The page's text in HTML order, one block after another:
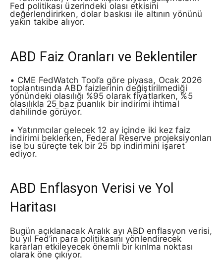
Fed politikası üzerindeki olası etkisini
değerlendirirken, dolar baskısı ile altının yönünü
yakın takibe alıyor.
ABD Faiz Oranları ve Beklentiler
• CME FedWatch Tool’a göre piyasa, Ocak 2026
toplantısında ABD faizlerinin değiştirilmediği
yönündeki olasılığı %95 olarak fiyatlarken, %5
olasılıkla 25 baz puanlık bir indirimi ihtimal
dahilinde görüyor.
• Yatırımcılar gelecek 12 ay içinde iki kez faiz
indirimi beklerken, Federal Reserve projeksiyonları
ise bu süreçte tek bir 25 bp indirimini işaret
ediyor.
ABD Enflasyon Verisi ve Yol
Haritası
Bugün açıklanacak Aralık ayı ABD enflasyon verisi,
bu yıl Fed’in para politikasını yönlendirecek
kararları etkileyecek önemli bir kırılma noktası
olarak öne çıkıyor.